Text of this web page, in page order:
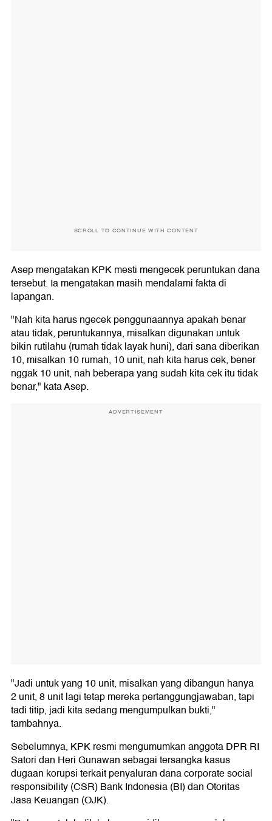
SCROLL TO CONTINUE WITH CONTENT
Asep mengatakan KPK mesti mengecek peruntukan dana
tersebut. Ia mengatakan masih mendalami fakta di
lapangan.
"Nah kita harus ngecek penggunaannya apakah benar
atau tidak, peruntukannya, misalkan digunakan untuk
bikin rutilahu (rumah tidak layak huni), dari sana diberikan
10, misalkan 10 rumah, 10 unit, nah kita harus cek, bener
nggak 10 unit, nah beberapa yang sudah kita cek itu tidak
benar," kata Asep.
ADVERTISEMENT
"Jadi untuk yang 10 unit, misalkan yang dibangun hanya
2 unit, 8 unit lagi tetap mereka pertanggungjawaban, tapi
tadi titip, jadi kita sedang mengumpulkan bukti,"
tambahnya.
Sebelumnya, KPK resmi mengumumkan anggota DPR RI
Satori dan Heri Gunawan sebagai tersangka kasus
dugaan korupsi terkait penyaluran dana corporate social
responsibility (CSR) Bank Indonesia (BI) dan Otoritas
Jasa Keuangan (OJK).